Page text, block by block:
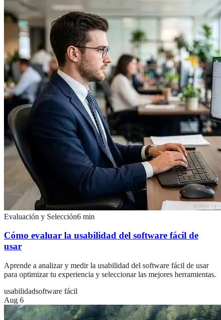
Evaluación y Selección6 min
Cómo evaluar la usabilidad del software fácil de
usar
Aprende a analizar y medir la usabilidad del software fácil de usar
para optimizar tu experiencia y seleccionar las mejores herramientas.
usabilidadsoftware fácil
Aug 6